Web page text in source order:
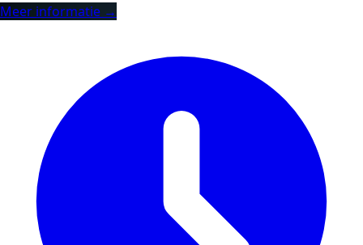
Meer informatie →